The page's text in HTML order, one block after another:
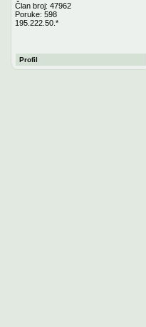
Član broj: 47962
Poruke: 598
195.222.50.*
Profil